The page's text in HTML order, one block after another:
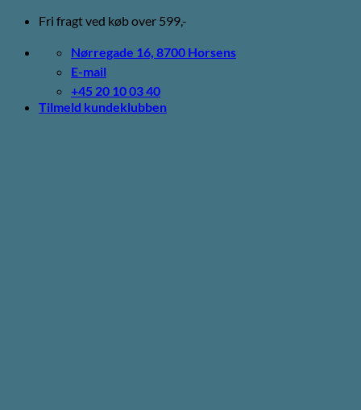
Fortsæt
indhold
Fri fragt ved køb over 599,-
Nørregade 16, 8700 Horsens
E-mail
+45 20 10 03 40
Tilmeld kundeklubben